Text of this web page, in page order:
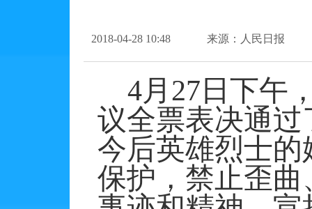
2018-04-28 10:48 来源：人民日报
4月 27 日下午
议全票表决通
今后英雄烈士
保护，禁止歪